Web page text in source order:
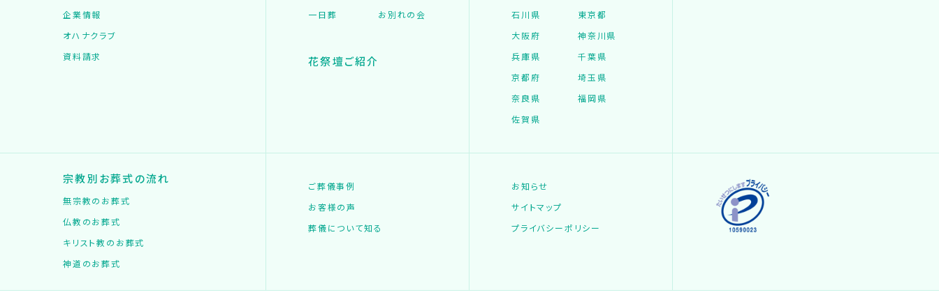
企業情報
オハナクラブ
資料請求
一日葬
お別れの会
花祭壇ご紹介
石川県
東京都
大阪府
神奈川県
兵庫県
千葉県
京都府
埼玉県
奈良県
福岡県
佐賀県
宗教別お葬式の流れ
無宗教のお葬式
仏教のお葬式
キリスト教のお葬式
神道のお葬式
ご葬儀事例
お客様の声
葬儀について知る
お知らせ
サイトマップ
プライバシーポリシー